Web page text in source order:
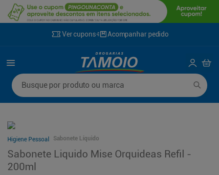
Ver cupons Acompanhar pedido
Busque por produto ou marca
Higiene Pessoal Sabonete Líquido
Sabonete Liquido Mise Orquideas Refil -
200ml
Termos mais buscados
4º
sabonete líquido
sabonete